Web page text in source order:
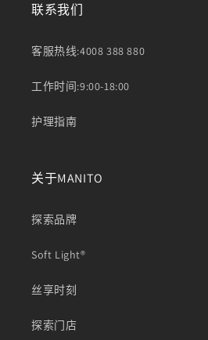
联系我们
客服热线:4008 388 880
工作时间:9:00-18:00
护理指南
关于MANITO
探索品牌
Soft Light®
丝享时刻
探索门店